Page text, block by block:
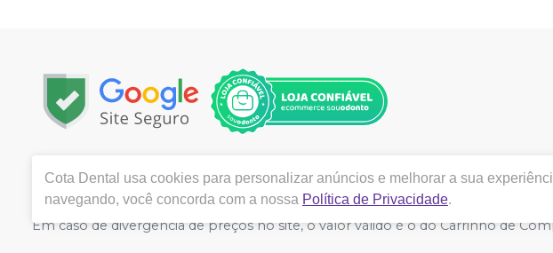
Copyright © 2024 | Todos os direitos reservados | www.cotadental.com.br |
Meira Brasil, 394, Sala 99, Taquara Ii, Serra, Vitória - ES CEP 29167-650 |
Azevedo de Souza Alves. CRF/ES nº 7985 | Política de Privacidade e
Em caso de divergência de preços no site, o valor válido é o do Carrinho de
Cota Dental usa cookies para personalizar anúncios e melhorar a sua
navegando, você concorda com a nossa Política de Privacidade.